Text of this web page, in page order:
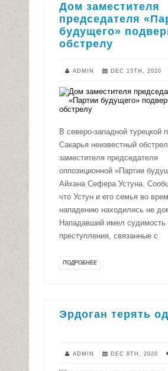
Дом заместителя
председателя
будущего»
обстрелу
ADMIN DEC 15TH, 2020
В северо-западной турецкой
Сакарья неизвестный
заместителя председателя
оппозиционной «Партии
Айхана Сефера Устуна.
что Устун и его семья во
нападению находились не
Нападавший имел судимость
преступления, связанные с
ПОДРОБНЕЕ
Эрдоган терять
ADMIN DEC 8TH, 2020